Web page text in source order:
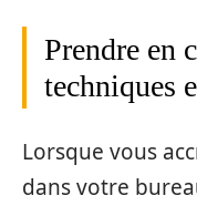
Prendre en
techniques
Lorsque vous
dans votre